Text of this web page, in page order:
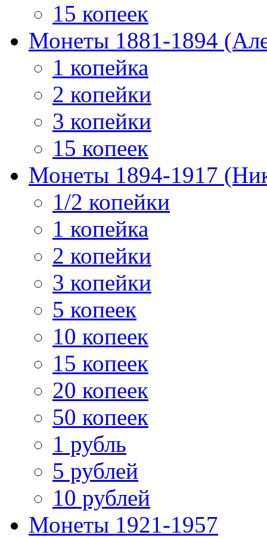
15 копеек
Монеты 1881-1894
1 копейка
2 копейки
3 копейки
15 копеек
Монеты 1894-1917
1/2 копейки
1 копейка
2 копейки
3 копейки
5 копеек
10 копеек
15 копеек
20 копеек
50 копеек
1 рубль
5 рублей
10 рублей
Монеты 1921-1957